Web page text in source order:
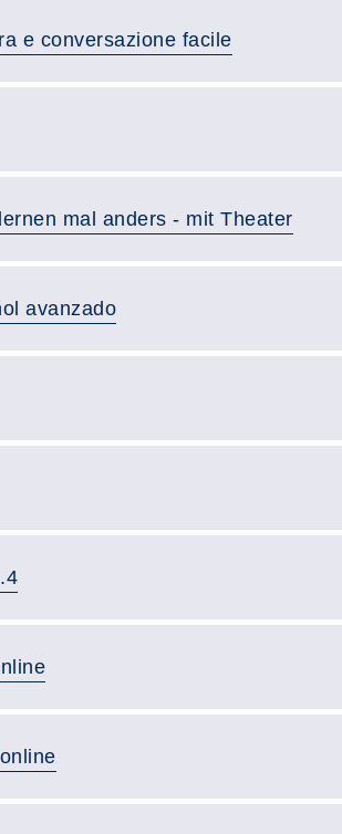
e conversazione facile
mal anders - mit Theater
avanzado